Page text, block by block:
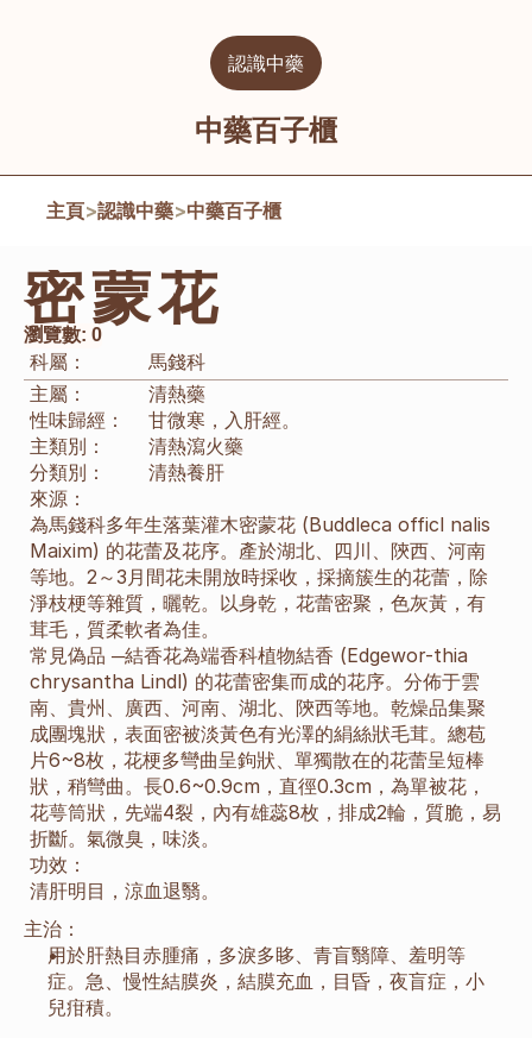
認識中藥
中藥百子櫃
主頁>認識中藥>中藥百子櫃
密蒙花
瀏覽數: 0
科屬：
馬錢科
主屬：
清熱藥
性味歸經：
甘微寒，入肝經。
主類別：
清熱瀉火藥
分類別：
清熱養肝
來源：
為馬錢科多年生落葉灌木密蒙花 (Buddleca officl nalis
Maixim) 的花蕾及花序。產於湖北、四川、陝西、河南
等地。2～3月間花未開放時採收，採摘簇生的花蕾，除
淨枝梗等雜質，曬乾。以身乾，花蕾密聚，色灰黃，有
茸毛，質柔軟者為佳。
常見偽品 ─結香花為端香科植物結香 (Edgewor-thia
chrysantha Lindl) 的花蕾密集而成的花序。分佈于雲
南、貴州、廣西、河南、湖北、陝西等地。乾燥品集聚
成團塊狀，表面密被淡黃色有光澤的絹絲狀毛茸。總苞
片6~8枚，花梗多彎曲呈鉤狀、單獨散在的花蕾呈短棒
狀，稍彎曲。長0.6~0.9cm，直徑0.3cm，為單被花，
花萼筒狀，先端4裂，內有雄蕊8枚，排成2輪，質脆，易
折斷。氣微臭，味淡。
功效：
清肝明目，涼血退翳。
主治：
用於肝熱目赤腫痛，多淚多眵、青盲翳障、羞明等
症。急、慢性結膜炎，結膜充血，目昏，夜盲症，小
兒疳積。